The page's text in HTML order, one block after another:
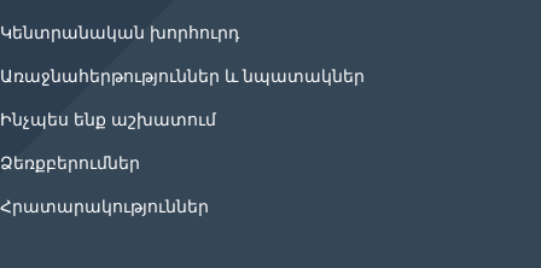
Կենտրանական խորհուրդ
Առաջնահերթություններ և նպատակներ
Ինչպես ենք աշխատում
Ձեռքբերումներ
Հրատարակություններ